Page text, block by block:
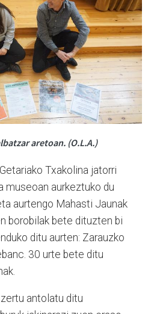
aretoan. (O.L.A.)
Txakolina jatorri
museoan aurkeztuko du
aurtengo Mahasti Jaunak
borobilak bete dituzten bi
ditu aurten: Zarauzko
30 urte bete ditu
antolatu ditu